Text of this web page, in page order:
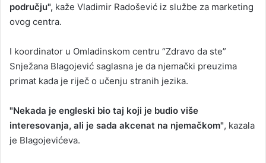
području", kaže Vladimir Radošević iz službe za marketing
ovog centra.
I koordinator u Omladinskom centru “Zdravo da ste”
Snježana Blagojević saglasna je da njemački preuzima
primat kada je riječ o učenju stranih jezika.
"Nekada je engleski bio taj koji je budio više
interesovanja, ali je sada akcenat na njemačkom", kazala
je Blagojevićeva.